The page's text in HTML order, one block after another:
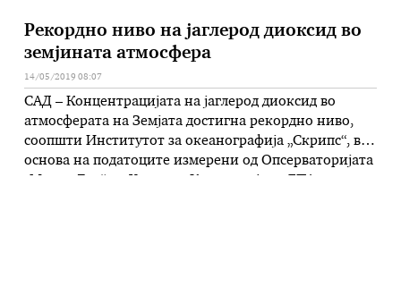
Рекордно ниво на јаглерод диоксид во
земјината атмосфера
14/05/2019 08:07
САД – Концентрацијата на јаглерод диоксид во
атмосферата на Земјата достигна рекордно ниво,
соопшти Институтот за океанографија „Скрипс“, врз
основа на податоците измерени од Опсерваторијата